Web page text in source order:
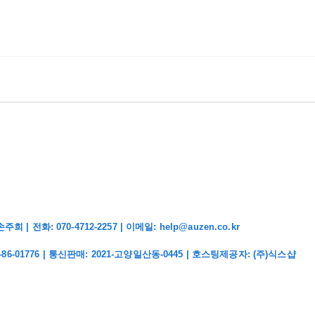
주희 | 전화: 070-4712-2257 | 이메일: help@auzen.co.kr
01776 | 통신판매: 2021-고양일산동-0445 | 호스팅제공자: (주)식스샵